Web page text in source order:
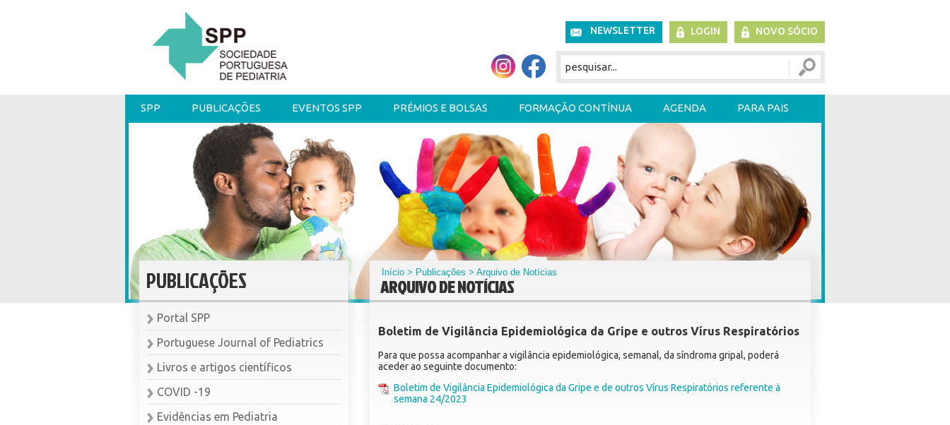
NEWSLETTER LOGIN NOVO SÓCIO
SPP PUBLICAÇÕES EVENTOS SPP PRÉMIOS E BOLSAS FORMAÇÃO CONTÍNUA AGENDA PARA PAIS
PUBLICAÇÕES
Portal SPP
Portuguese Journal of Pediatrics
Livros e artigos científicos
COVID -19
Evidências em Pediatria
Início > Publicações > Arquivo de Notícias
ARQUIVO DE NOTÍCIAS
Boletim de Vigilância Epidemiológica da Gripe e outros Vírus Respiratórios
Para que possa acompanhar a vigilância epidemiológica, semanal, da síndroma gripal, poderá
aceder ao seguinte documento:
Boletim de Vigilância Epidemiológica da Gripe e de outros Vírus Respiratórios referente à
semana 24/2023